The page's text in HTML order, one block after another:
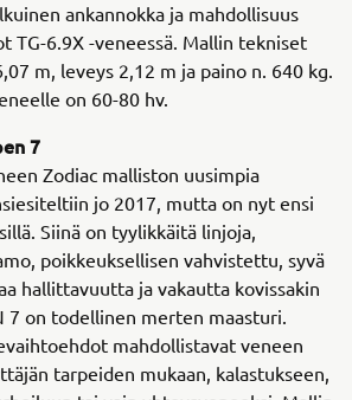
ankannokka ja mahdollisuus
TG-6.9X -veneessä. Mallin tekniset
m, leveys 2,12 m ja paino n. 640 kg.
on 60-80 hv.
7
Zodiac malliston uusimpia
jo 2017, mutta on nyt ensi
Siinä on tyylikkäitä linjoja,
poikkeuksellisen vahvistettu, syvä
hallittavuutta ja vakautta kovissakin
7 on todellinen merten maasturi.
mahdollistavat veneen
tarpeiden mukaan, kalastukseen,